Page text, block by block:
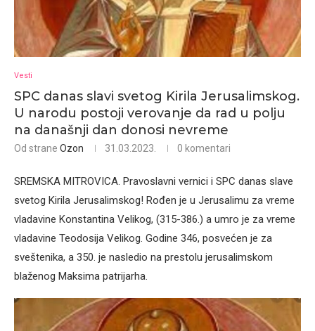
Vesti
SPC danas slavi svetog Kirila Jerusalimskog.
U narodu postoji verovanje da rad u polju
na današnji dan donosi nevreme
Od strane Ozon 31.03.2023. 0 komentari
SREMSKA MITROVICA. Pravoslavni vernici i SPC danas slave
svetog Kirila Jerusalimskog! Rođen je u Jerusalimu za vreme
vladavine Konstantina Velikog, (315-386.) a umro je za vreme
vladavine Teodosija Velikog. Godine 346, posvećen je za
sveštenika, a 350. je nasledio na prestolu jerusalimskom
blaženog Maksima patrijarha.